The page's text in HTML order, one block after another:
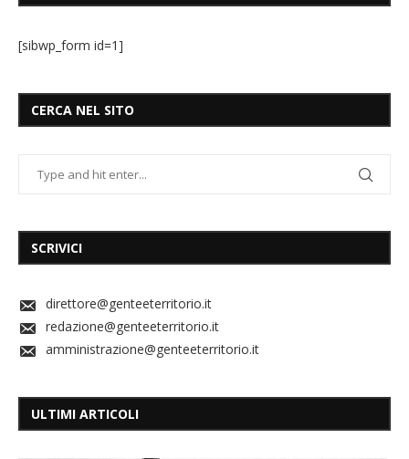
[sibwp_form id=1]
CERCA NEL SITO
SCRIVICI
direttore@genteeterritorio.it
redazione@genteeterritorio.it
amministrazione@genteeterritorio.it
ULTIMI ARTICOLI